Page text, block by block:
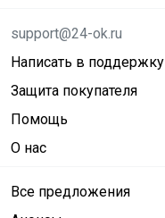
support@24-ok.ru
Написать в поддержку
Защита покупателя
Помощь
О нас
Все предложения